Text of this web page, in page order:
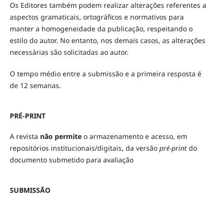
Os Editores também podem realizar alterações referentes a
aspectos gramaticais, ortográficos e normativos para
manter a homogeneidade da publicação, respeitando o
estilo do autor. No entanto, nos demais casos, as alterações
necessárias são solicitadas ao autor.
O tempo médio entre a submissão e a primeira resposta é
de 12 semanas.
PRÉ-PRINT
A revista não permite o armazenamento e acesso, em
repositórios institucionais/digitais, da versão pré-printdo
documento submetido para avaliação
SUBMISSÃO